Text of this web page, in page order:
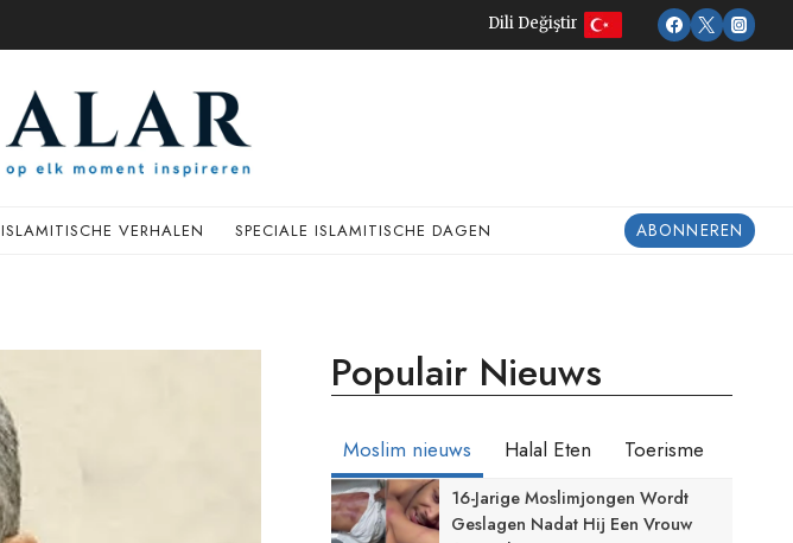
Dili Değiştir
ISLAMITISCHE VERHALEN SPECIALE ISLAMITISCHE DAGEN ABONNEREN
Populair Nieuws
Moslim nieuws Halal Eten Toerisme
16-Jarige Moslimjongen Wordt
Geslagen Nadat Hij Een Vrouw